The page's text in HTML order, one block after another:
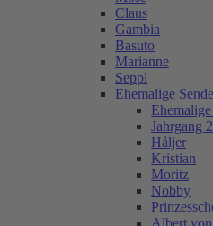
Claus
Gambia
Basuto
Marianne
Seppl
Ehemalige
Jahrgang
Håljer
Kristian
Moritz
Nobby
Albert